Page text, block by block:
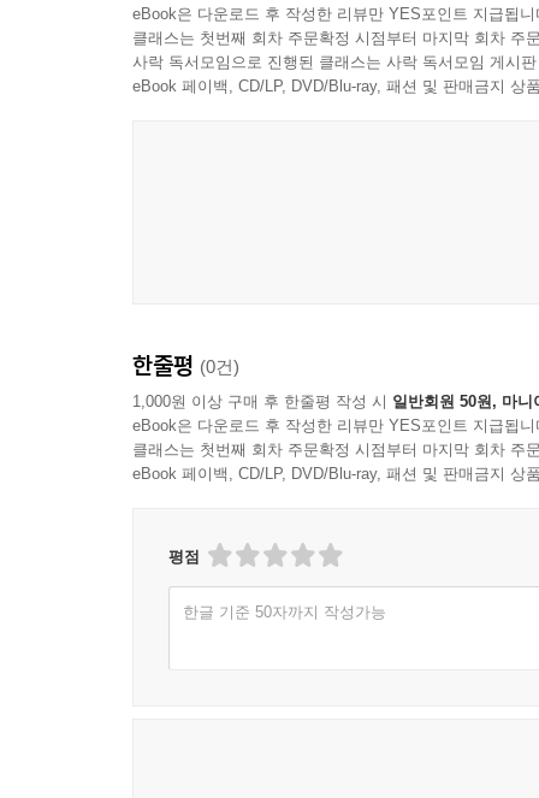
eBook은 다운로드 후 작성한 리뷰만 YES포인트 지급됩니
클래스는 첫번째 회차 주문확정 시점부터 마지막 회차 주
사락 독서모임으로 진행된 클래스는 사락 독서모임 게시
eBook 페이백, CD/LP, DVD/Blu-ray, 패션 및 판매금지 상
한줄평 (0건)
1,000원 이상 구매 후 한줄평 작성 시 일반회원 50원, 마니
eBook은 다운로드 후 작성한 리뷰만 YES포인트 지급됩니
클래스는 첫번째 회차 주문확정 시점부터 마지막 회차 주
eBook 페이백, CD/LP, DVD/Blu-ray, 패션 및 판매금지 상
평점
한글 기준 50자까지 작성가능